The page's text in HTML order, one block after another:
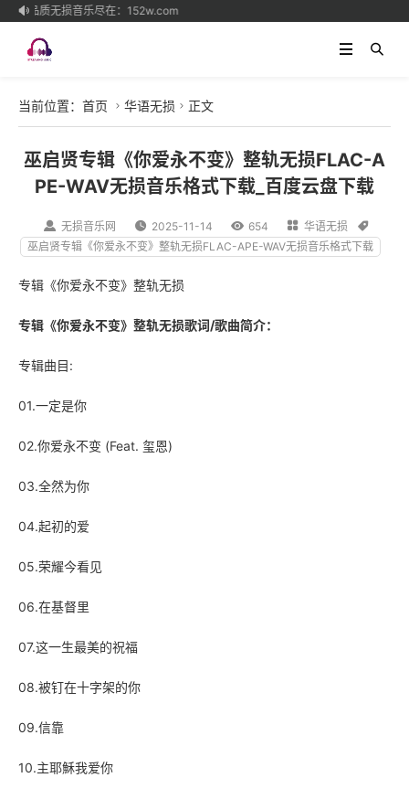

高品质无损音乐尽在：152w.com
当前位置： 首页  华语无损  正文
巫启贤专辑《你爱永不变》整轨无损FLAC-A
PE-WAV无损音乐格式下载_百度云盘下载
 无损音乐网  2025-11-14  654  华语无损 
巫启贤专辑《你爱永不变》整轨无损FLAC-APE-WAV无损音乐格式下载
专辑《你爱永不变》整轨无损
专辑《你爱永不变》整轨无损歌词/歌曲简介：
专辑曲目:
01.一定是你
02.你爱永不变 (Feat. 玺恩)
03.全然为你
04.起初的爱
05.荣耀今看见
06.在基督里
07.这一生最美的祝福
08.被钉在十字架的你
09.信靠
10.主耶穌我爱你